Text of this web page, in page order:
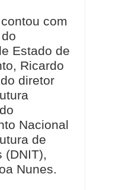
com
Estado de
Ricardo
diretor
Nacional
de
(DNIT),
Nunes.